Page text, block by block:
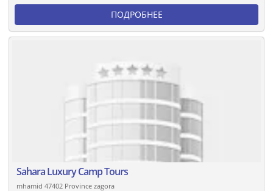
ПОДРОБНЕЕ
Sahara Luxury Camp Tours
mhamid 47402 Province zagora